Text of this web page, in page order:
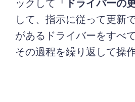
して、指示に従って更新
があるドライバーをすべ
その過程を繰り返して操作